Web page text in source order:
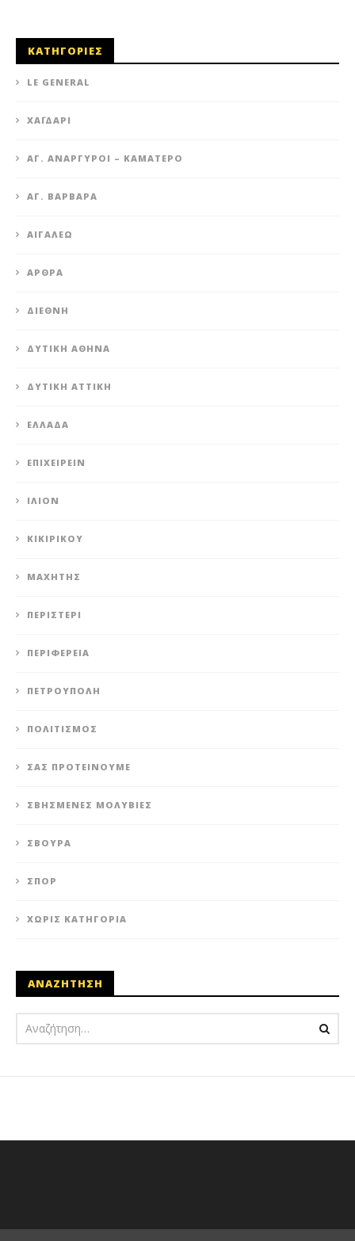
ΚΑΤΗΓΟΡΙΕΣ
LE GENERAL
XΑΪΔΆΡΙ
ΆΓ. ΑΝΆΡΓΥΡΟΙ – KΑΜΑΤΕΡΌ
ΑΓ. ΒΑΡΒΆΡΑ
ΑΙΓΆΛΕΩ
ΆΡΘΡΑ
ΔΙΕΘΝΉ
ΔΥΤΙΚΉ ΑΘΉΝΑ
ΔΥΤΙΚΉ ΑΤΤΙΚΉ
ΕΛΛΆΔΑ
ΕΠΙΧΕΙΡΕΊΝ
ΊΛΙΟΝ
ΚΙΚΙΡΙΚΟΥ
ΜΑΧΗΤΗΣ
ΠΕΡΙΣΤΈΡΙ
ΠΕΡΙΦΈΡΕΙΑ
ΠΕΤΡΟΎΠΟΛΗ
ΠΟΛΙΤΙΣΜΌΣ
ΣΑΣ ΠΡΟΤΕΊΝΟΥΜΕ
ΣΒΗΣΜΈΝΕΣ ΜΟΛΥΒΙΈΣ
ΣΒΟΎΡΑ
ΣΠΟΡ
ΧΩΡΊΣ ΚΑΤΗΓΟΡΊΑ
ΑΝΑΖΗΤΗΣΗ